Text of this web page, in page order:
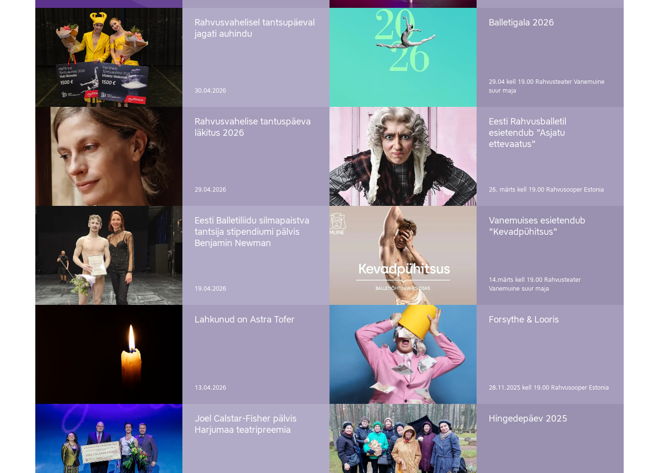
Rahvusvahelisel tantsupäeval
jagati auhindu
30.04.2026
Rahvusvahelise tantuspäeva
läkitus 2026
29.04.2026
Eesti Balletiliidu silmapaistva
tantsija stipendiumi pälvis
Benjamin Newman
19.04.2026
Lahkunud on Astra Tofer
13.04.2026
Joel Calstar-Fisher pälvis
Harjumaa teatripreemia
Balletigala 2026
29.04 kell 19.00 Rahvusteater Vanemuine
suur maja
Eesti Rahvusballetil
esietendub "Asjatu
ettevaatus"
26. märts kell 19.00 Rahvusooper Estonia
Vanemuises esietendub
"Kevadpühitsus"
14.märts kell 19.00 Rahvusteater
Vanemuine suur maja
Forsythe & Looris
28.11.2025 kell 19.00 Rahvusooper Estonia
Hingedepäev 2025